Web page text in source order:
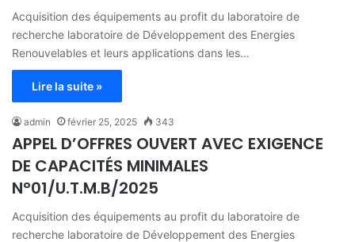
Acquisition des équipements au profit du laboratoire de
recherche laboratoire de Développement des Energies
Renouvelables et leurs applications dans les…
Lire la suite »
admin février 25, 2025 343
APPEL D’OFFRES OUVERT AVEC EXIGENCE
DE CAPACITÉS MINIMALES
N°01/U.T.M.B/2025
Acquisition des équipements au profit du laboratoire de
recherche laboratoire de Développement des Energies